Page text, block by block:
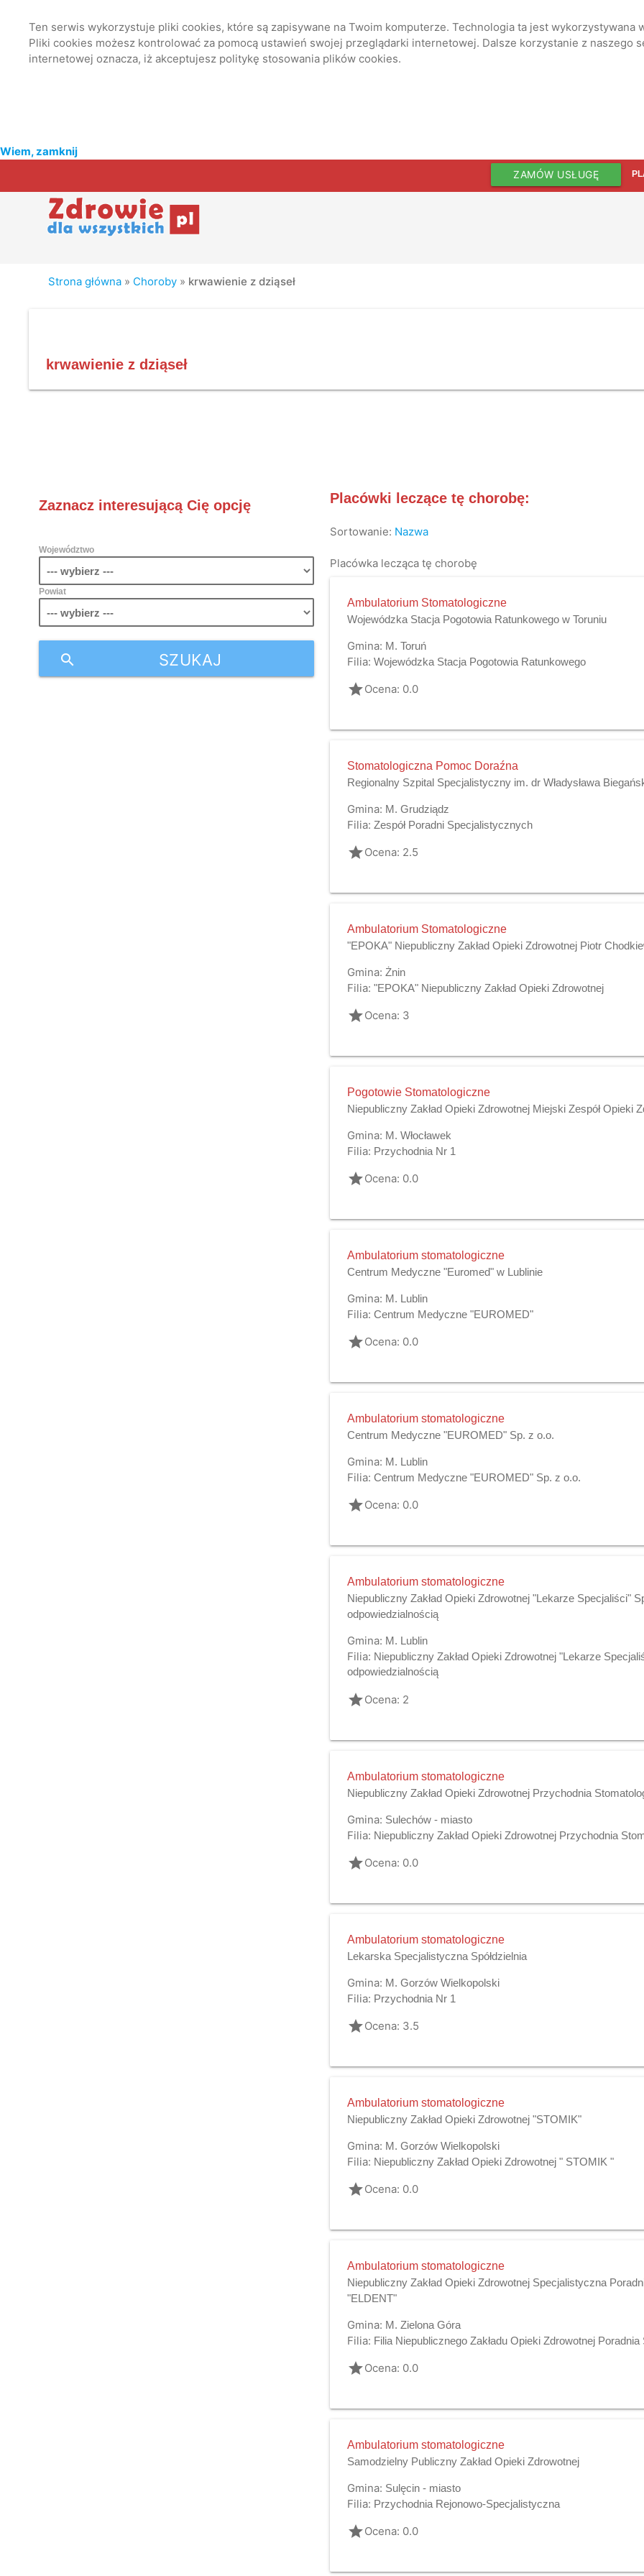
Ten serwis wykorzystuje pliki cookies, które są zapisywane na Twoim komputerze. Technologia ta jest
Pliki cookies możesz kontrolować za pomocą ustawień swojej przeglądarki internetowej. Dalsze korzystanie z naszego
internetowej oznacza, iż akceptujesz politykę stosowania plików cookies.
Wiem, zamknij
ZAMÓW USŁUGĘ
Strona główna » Choroby » krwawienie z dziąseł
krwawienie z dziąseł
Zaznacz interesującą Cię opcję
Województwo
Powiat
SZUKAJ
search
Placówki leczące tę chorobę:
Sortowanie: Nazwa
Placówka lecząca tę chorobę
Ambulatorium Stomatologiczne
Wojewódzka Stacja Pogotowia Ratunkowego w Toruniu
Gmina: M. Toruń
Filia: Wojewódzka Stacja Pogotowia Ratunkowego
gradeOcena: 0.0
Stomatologiczna Pomoc Doraźna
Regionalny Szpital Specjalistyczny im. dr Władysława
Gmina: M. Grudziądz
Filia: Zespół Poradni Specjalistycznych
gradeOcena: 2.5
Ambulatorium Stomatologiczne
"EPOKA" Niepubliczny Zakład Opieki Zdrowotnej Piotr
Gmina: Żnin
Filia: "EPOKA" Niepubliczny Zakład Opieki Zdrowotnej
gradeOcena: 3
Pogotowie Stomatologiczne
Niepubliczny Zakład Opieki Zdrowotnej Miejski Zespół Opieki
Gmina: M. Włocławek
Filia: Przychodnia Nr 1
gradeOcena: 0.0
Ambulatorium stomatologiczne
Centrum Medyczne "Euromed" w Lublinie
Gmina: M. Lublin
Filia: Centrum Medyczne "EUROMED"
gradeOcena: 0.0
Ambulatorium stomatologiczne
Centrum Medyczne "EUROMED" Sp. z o.o.
Gmina: M. Lublin
Filia: Centrum Medyczne "EUROMED" Sp. z o.o.
gradeOcena: 0.0
Ambulatorium stomatologiczne
Niepubliczny Zakład Opieki Zdrowotnej "Lekarze Specjaliści"
odpowiedzialnością
Gmina: M. Lublin
Filia: Niepubliczny Zakład Opieki Zdrowotnej "Lekarze
odpowiedzialnością
gradeOcena: 2
Ambulatorium stomatologiczne
Niepubliczny Zakład Opieki Zdrowotnej Przychodnia
Gmina: Sulechów - miasto
Filia: Niepubliczny Zakład Opieki Zdrowotnej Przychodnia
gradeOcena: 0.0
Ambulatorium stomatologiczne
Lekarska Specjalistyczna Spółdzielnia
Gmina: M. Gorzów Wielkopolski
Filia: Przychodnia Nr 1
gradeOcena: 3.5
Ambulatorium stomatologiczne
Niepubliczny Zakład Opieki Zdrowotnej "STOMIK"
Gmina: M. Gorzów Wielkopolski
Filia: Niepubliczny Zakład Opieki Zdrowotnej " STOMIK "
gradeOcena: 0.0
Ambulatorium stomatologiczne
Niepubliczny Zakład Opieki Zdrowotnej Specjalistyczna
"ELDENT"
Gmina: M. Zielona Góra
Filia: Filia Niepublicznego Zakładu Opieki Zdrowotnej
gradeOcena: 0.0
Ambulatorium stomatologiczne
Samodzielny Publiczny Zakład Opieki Zdrowotnej
Gmina: Sulęcin - miasto
Filia: Przychodnia Rejonowo-Specjalistyczna
gradeOcena: 0.0